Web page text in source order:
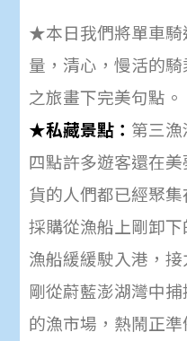
★本日我們將單車
量，清心，慢活的
之旅畫下完美句點。
★私藏景點： 第三
四點許多遊客還在
貨的人們都已經聚
採購從漁船上剛卸
漁船緩緩駛入港，
剛從蔚藍澎湖灣中
的漁市場，熱鬧正準